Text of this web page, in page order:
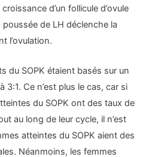
d’un follicule d’ovule
poussée de LH déclenche la
l’ovulation.
du SOPK étaient basés sur un
3:1. Ce n’est plus le cas, car si
du SOPK ont des taux de
au long de leur cycle, il n’est
atteintes du SOPK aient des
Néanmoins, les femmes